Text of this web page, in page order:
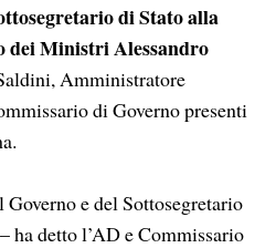
di Stato alla
dei Ministri Alessandro
Amministratore
di Governo presenti
e del Sottosegretario
ha detto l’AD e Commissario